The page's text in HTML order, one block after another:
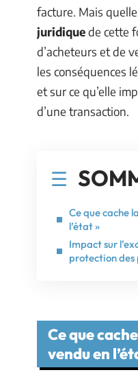
facture. Mais
juridiquede cette
d’acheteurs et de
les conséquences
et sur ce qu’elle
d’une transaction.
Ce que cache
l’état »
Impact sur
protection des
Ce que
vendu en